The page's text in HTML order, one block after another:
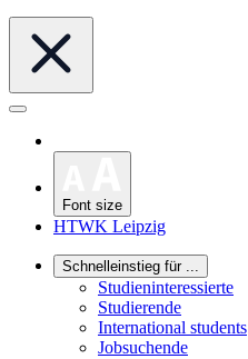
Font size
HTWK Leipzig
Schnelleinstieg für ...
Studieninteressierte
Studierende
International students
Jobsuchende